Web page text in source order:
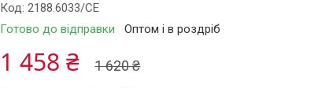
Готово до відправки Оптом і в роздріб
Код:2188.6033/СЕ
1 620 ₴
1 458 ₴